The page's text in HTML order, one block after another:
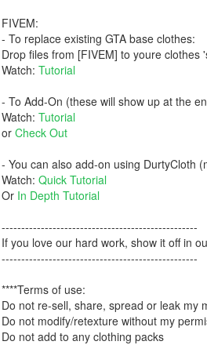
FIVEM:
- To replace existing GTA base clothes:
Drop files from [FIVEM] to youre
Watch: Tutorial
- To Add-On (these will show up at the
Watch: Tutorial
or Check Out
- You can also add-on using DurtyCloth
Watch: Quick Tutorial
Or In Depth Tutorial
--------------------------------------------------
If you love our hard work, show it off in
--------------------------------------------------
****Terms of use:
Do not re-sell, share, spread or leak my
Do not modify/retexture without my
Do not add to any clothing packs